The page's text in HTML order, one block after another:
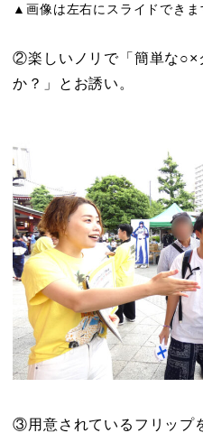
▲画像は左右にスライドできま
②楽しいノリで「簡単な○×
か？」とお誘い。
③用意されているフリップ